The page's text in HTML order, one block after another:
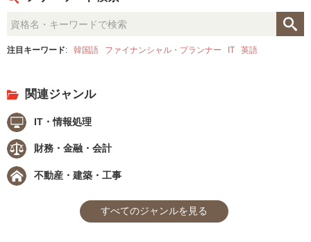
注目キーワード: 韓国語 ファイナンシャル・プランナー IT 英語
関連ジャンル
IT・情報処理
財務・金融・会計
不動産・建築・工事
すべてのジャンルを見る